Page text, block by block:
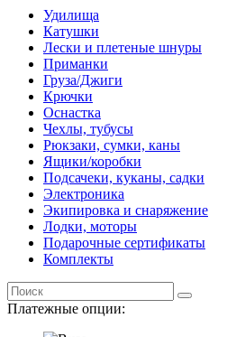
Удилища
Катушки
Лески и плетеные шнуры
Приманки
Груза/Джиги
Крючки
Оснастка
Чехлы, тубусы
Рюкзаки, сумки, каны
Ящики/коробки
Подсачеки, куканы, садки
Электроника
Экипировка и снаряжение
Лодки, моторы
Подарочные сертификаты
Комплекты
Платежные опции: